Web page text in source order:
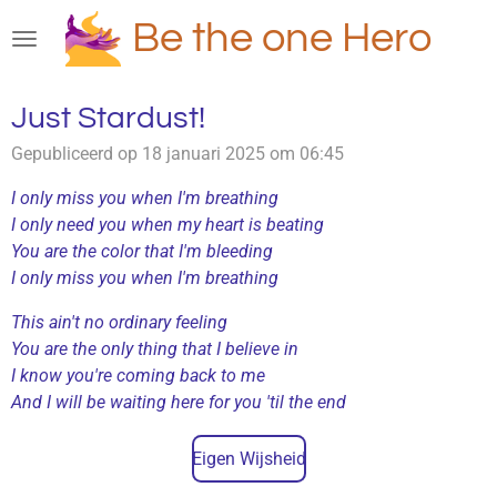
direct
de
hoofdinhoud
Be the one Hero
Just Stardust!
Gepubliceerd op 18 januari 2025 om 06:45
I only miss you when I'm breathing
I only need you when my heart is beating
You are the color that I'm bleeding
I only miss you when I'm breathing
This ain't no ordinary feeling
You are the only thing that I believe in
I know you're coming back to me
And I will be waiting here for you 'til the end
Eigen Wijsheid